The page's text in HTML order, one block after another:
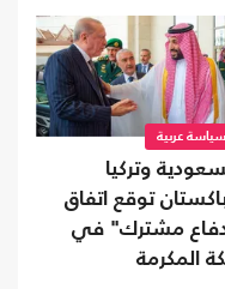
سياسة عربية
وتركيا
توقع اتفاق
مشترك" في
المكرمة